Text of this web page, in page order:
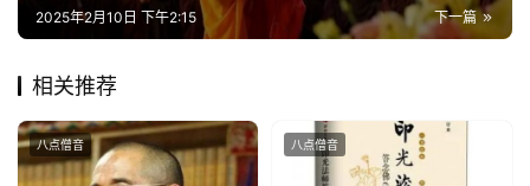
寺
巡
视
下一篇
2025年2月10日 下午2:15
相关推荐
八点僧音 八点僧音